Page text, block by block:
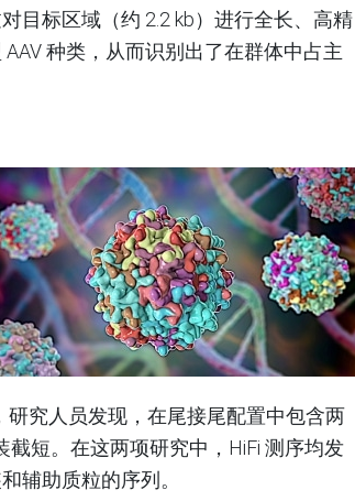
目标区域（约 2.2 kb）进行全长、高精
种类，从而识别出了在群体中占主
研究人员发现，在尾接尾配置中包含两
截短。在这两项研究中，HiFi 测序均发
辅助质粒的序列。